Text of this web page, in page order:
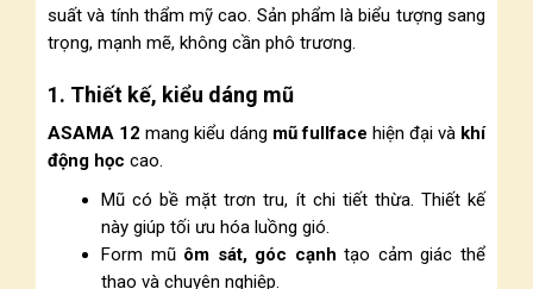
suất và tính thẩm mỹ cao. Sản phẩm là biểu tượng sang
trọng, mạnh mẽ, không cần phô trương.
1. Thiết kế, kiểu dáng mũ
ASAMA 12 mang kiểu dáng mũ fullface hiện đại và khí
động học cao.
Mũ có bề mặt trơn tru, ít chi tiết thừa. Thiết kế
này giúp tối ưu hóa luồng gió.
Form mũ ôm sát, góc cạnh tạo cảm giác thể
thao và chuyên nghiệp.